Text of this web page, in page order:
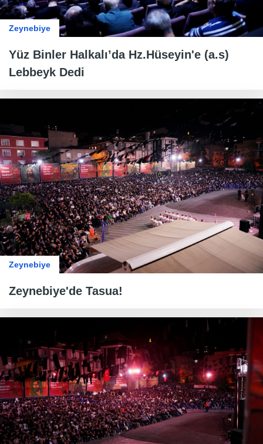
Zeynebiye
Yüz Binler Halkalı’da Hz.Hüseyin'e (a.s)
Lebbeyk Dedi
Zeynebiye
Zeynebiye'de Tasua!